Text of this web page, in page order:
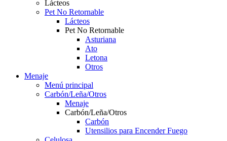
Lácteos
Pet No Retornable
Lácteos
Pet No Retornable
Asturiana
Ato
Letona
Otros
Menaje
Menú principal
Carbón/Leña/Otros
Menaje
Carbón/Leña/Otros
Carbón
Utensilios para Encender Fuego